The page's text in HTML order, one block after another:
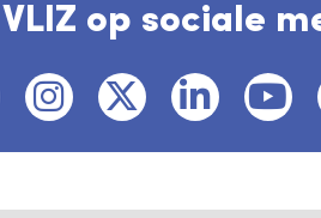
op sociale